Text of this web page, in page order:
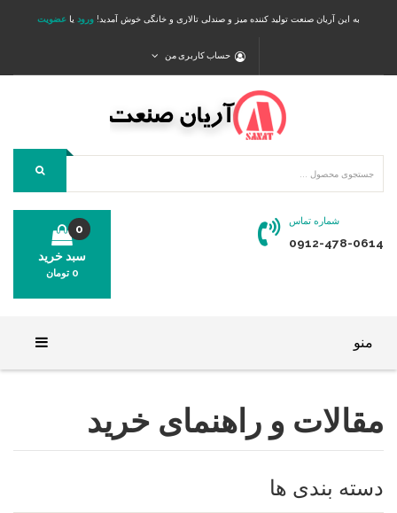
به این آریان صنعت تولید کننده میز و صندلی تالاری و خانگی خوش آمدید! ورود یا عضویت
حساب کاربری من
شماره تماس
0912-478-0614
سبد خرید
0
0 تومان
منو
فروشگاه
میز و صندلی خانگی
تماس با ما
مقالات و راهنمای خرید
دسته بندی ها